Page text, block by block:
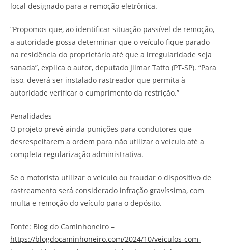
local designado para a remoção eletrônica.
“Propomos que, ao identificar situação passível de remoção,
a autoridade possa determinar que o veículo fique parado
na residência do proprietário até que a irregularidade seja
sanada”, explica o autor, deputado Jilmar Tatto (PT-SP). “Para
isso, deverá ser instalado rastreador que permita à
autoridade verificar o cumprimento da restrição.”
Penalidades
O projeto prevê ainda punições para condutores que
desrespeitarem a ordem para não utilizar o veículo até a
completa regularização administrativa.
Se o motorista utilizar o veículo ou fraudar o dispositivo de
rastreamento será considerado infração gravíssima, com
multa e remoção do veículo para o depósito.
Fonte: Blog do Caminhoneiro –
https://blogdocaminhoneiro.com/2024/10/veiculos-com-